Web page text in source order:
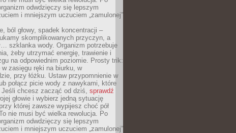
odwdzięczy się lepszym
i mniejszym uczuciem „zamulonej”
ból głowy, spadek koncentracji –
skomplikowanych przyczyn, a
szklanka wody. Organizm potrzebuje
żeby utrzymać energię, trawienie i
na odpowiednim poziomie. Prosty trik:
w zasięgu ręki na biurku, w
przy łóżku. Ustaw przypomnienie w
połącz picie wody z nawykami, które
chcesz zacząć od dziś, sprawdź
głowie i wybierz jedną sytuację
której zawsze wypijesz choć pół
nie musi być wielka rewolucja. Po
odwdzięczy się lepszym
i mniejszym uczuciem „zamulonej”